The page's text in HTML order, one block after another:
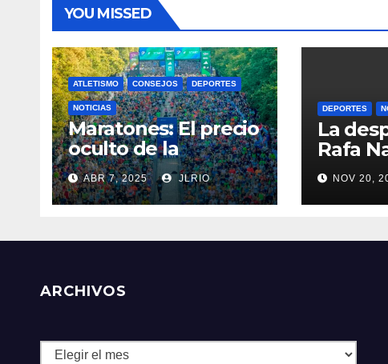
YOU MISSED
ATLETISMO CONSEJOS DEPORTES
NOTICIAS
Maratones: El precio
oculto de la
resistencia
ABR 7, 2025 JLRIO
DEPORTES
La
Rafa
NOV 20,
ARCHIVOS
Archivos